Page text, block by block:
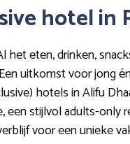
hotel in
eten, drinken,
uitkomst voor jong
hotels in Alifu
een stijlvol adults-
voor een unieke